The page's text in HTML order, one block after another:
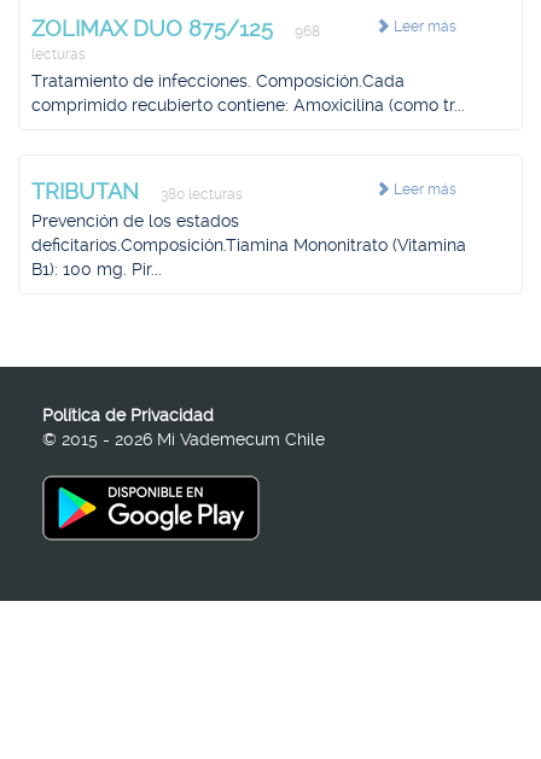
Leer más
ZOLIMAX DUO 875/125
968
lecturas
Tratamiento de infecciones. Composición.Cada
comprimido recubierto contiene: Amoxicilina (como tr...
Leer más
TRIBUTAN 380 lecturas
Prevención de los estados
deficitarios.Composición.Tiamina Mononitrato (Vitamina
B1): 100 mg. Pir...
Política de Privacidad
© 2015 - 2026 Mi Vademecum Chile